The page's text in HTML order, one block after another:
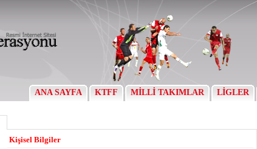
ANA SAYFA KTFF MİLLİ TAKIMLAR LİGLER
Kişisel Bilgiler